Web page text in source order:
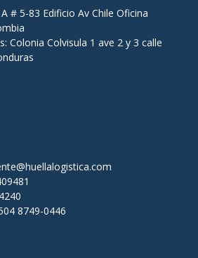
# 5-83 Edificio Av Chile Oficina
Colonia Colvisula 1 ave 2 y 3 calle
8749-0446